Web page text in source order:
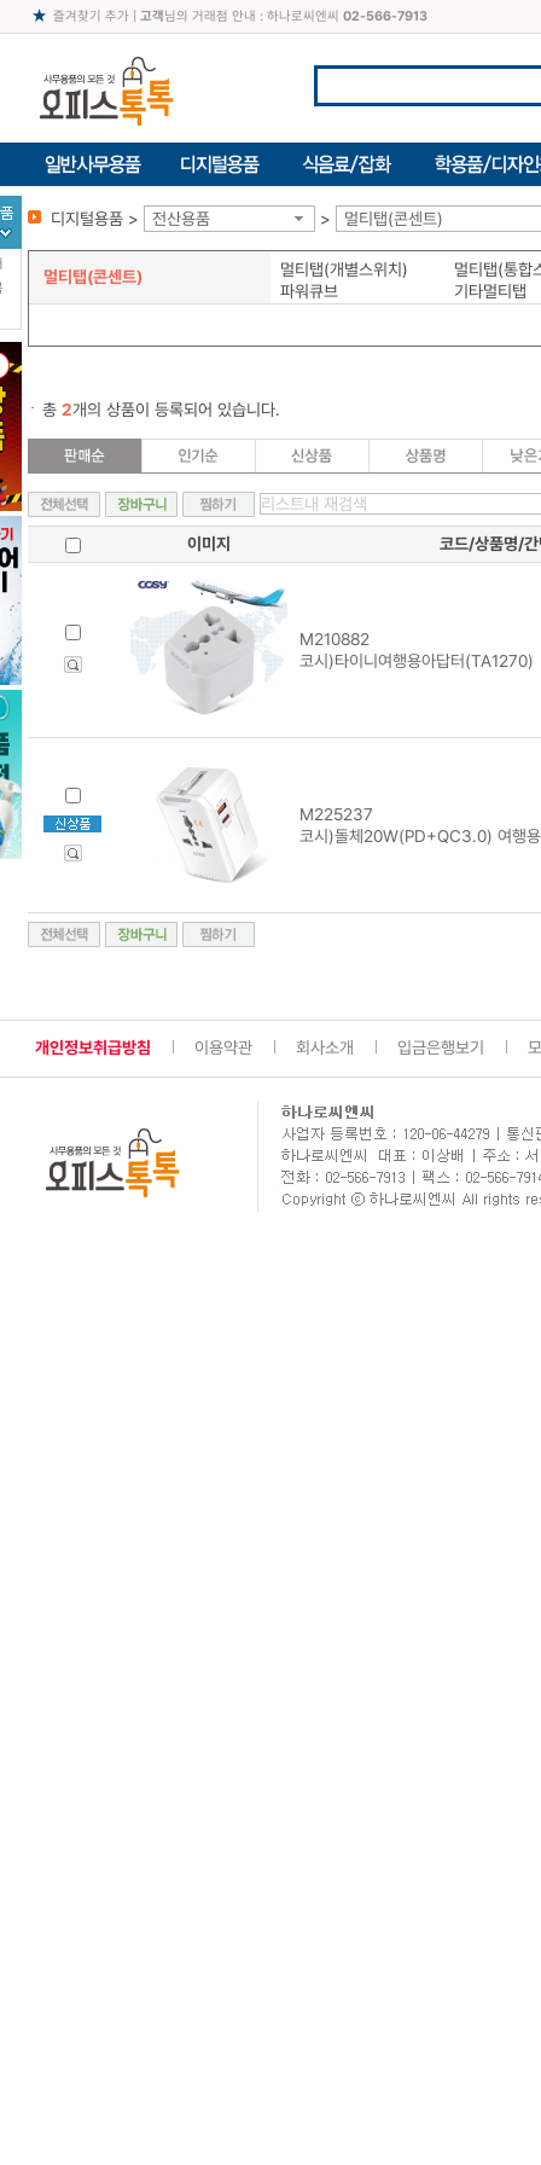
즐겨찾기 추가| 고객님의 거래점 안내 : 하나로씨엔씨 02-566-7913
디지털용품 > 전산용품 > 멀티탭(콘센트)
멀티탭(콘센트) 멀티탭(개별스위치)
멀티탭(통합
파워큐브
기타멀티탭
총 2개의 상품이 등록되어 있습니다.
이미지 코드/상품명/간
M210882
코시)타이니여행용아답터(TA1270)
M225237
코시)돌체20W(PD+QC3.0) 여행
개인정보취급방침 이용약관 회사소개 입금은행보기